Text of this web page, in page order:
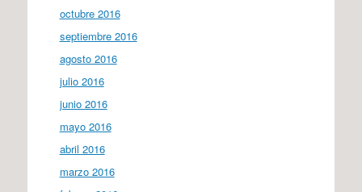
octubre 2016
septiembre 2016
agosto 2016
julio 2016
junio 2016
mayo 2016
abril 2016
marzo 2016